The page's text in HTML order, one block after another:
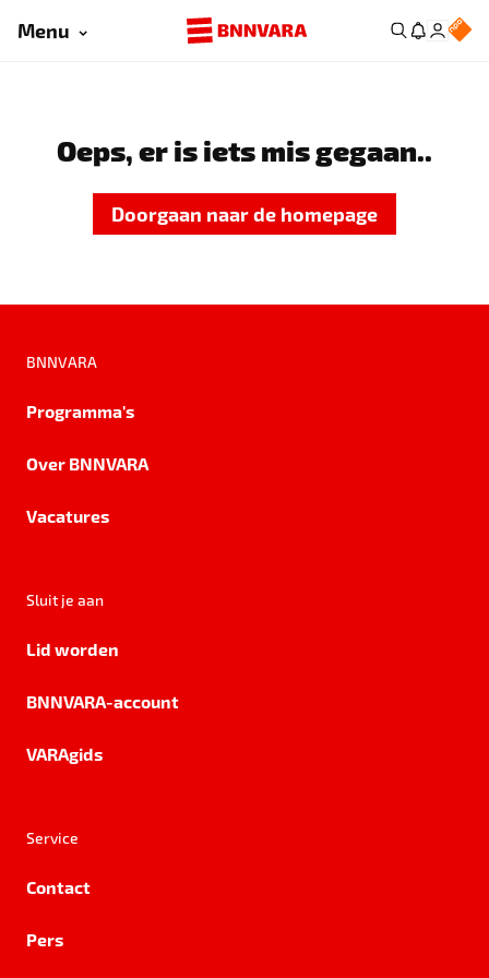
Menu
Oeps, er is iets mis gegaan..
Doorgaan naar de homepage
BNNVARA
Programma's
Over BNNVARA
Vacatures
Sluit je aan
Lid worden
BNNVARA-account
VARAgids
Service
Contact
Pers